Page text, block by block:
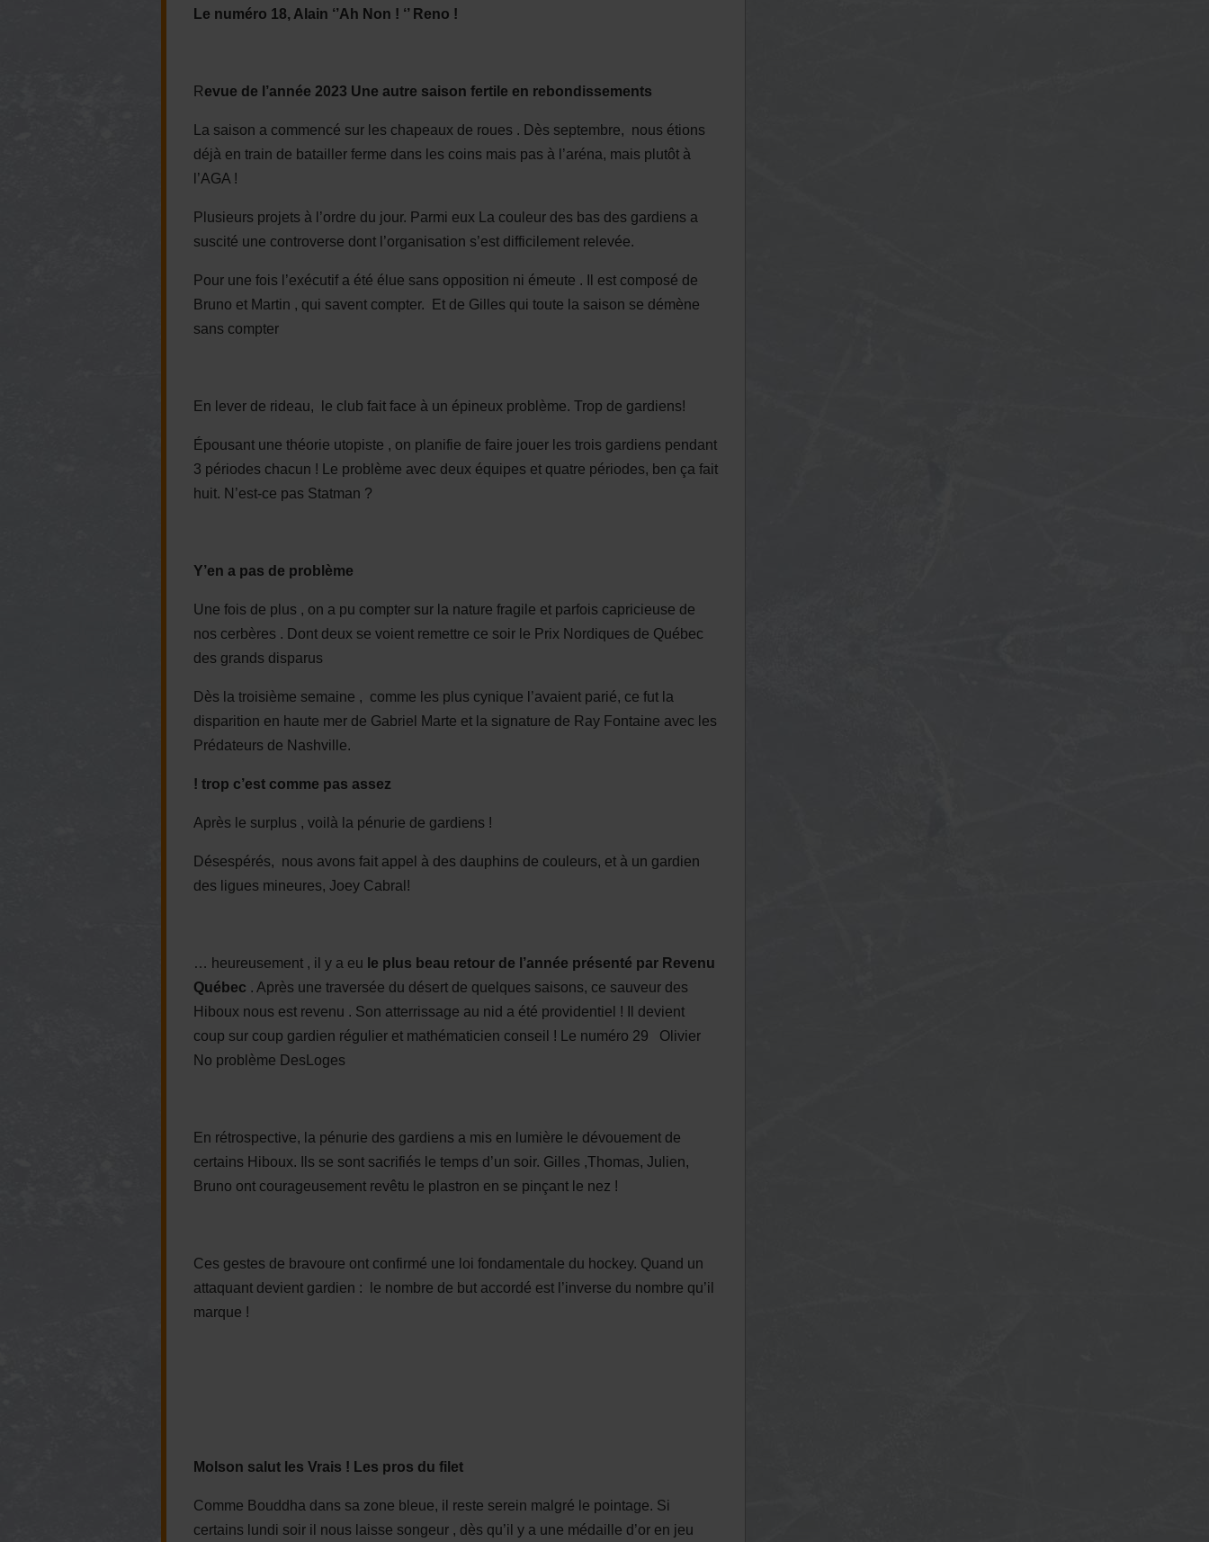
Le numéro 18, Alain ‘’Ah Non ! ‘’ Reno !
Revue de l’année 2023 Une autre saison fertile en rebondissements
La saison a commencé sur les chapeaux de roues . Dès septembre, nous étions
déjà en train de batailler ferme dans les coins mais pas à l’aréna, mais plutôt à
l’AGA !
Plusieurs projets à l’ordre du jour. Parmi eux La couleur des bas des gardiens a
suscité une controverse dont l’organisation s’est difficilement relevée.
Pour une fois l’exécutif a été élue sans opposition ni émeute . Il est composé de
Bruno et Martin , qui savent compter. Et de Gilles qui toute la saison se démène
sans compter
En lever de rideau, le club fait face à un épineux problème. Trop de gardiens!
Épousant une théorie utopiste , on planifie de faire jouer les trois gardiens pendant
3 périodes chacun ! Le problème avec deux équipes et quatre périodes, ben ça fait
huit. N’est-ce pas Statman ?
Y’en a pas de problème
Une fois de plus , on a pu compter sur la nature fragile et parfois capricieuse de
nos cerbères . Dont deux se voient remettre ce soir le Prix Nordiques de Québec
des grands disparus
Dès la troisième semaine , comme les plus cynique l’avaient parié, ce fut la
disparition en haute mer de Gabriel Marte et la signature de Ray Fontaine avec les
Prédateurs de Nashville.
! trop c’est comme pas assez
Après le surplus , voilà la pénurie de gardiens !
Désespérés, nous avons fait appel à des dauphins de couleurs, et à un gardien
des ligues mineures, Joey Cabral!
… heureusement , il y a eu le plus beau retour de l’année présenté par Revenu
Québec . Après une traversée du désert de quelques saisons, ce sauveur des
Hiboux nous est revenu . Son atterrissage au nid a été providentiel ! Il devient
coup sur coup gardien régulier et mathématicien conseil ! Le numéro 29 Olivier
No problème DesLoges
En rétrospective, la pénurie des gardiens a mis en lumière le dévouement de
certains Hiboux. Ils se sont sacrifiés le temps d’un soir. Gilles ,Thomas, Julien,
Bruno ont courageusement revêtu le plastron en se pinçant le nez !
Ces gestes de bravoure ont confirmé une loi fondamentale du hockey. Quand un
attaquant devient gardien : le nombre de but accordé est l’inverse du nombre qu’il
marque !
Molson salut les Vrais ! Les pros du filet
Comme Bouddha dans sa zone bleue, il reste serein malgré le pointage. Si
certains lundi soir il nous laisse songeur , dès qu’il y a une médaille d’or en jeu